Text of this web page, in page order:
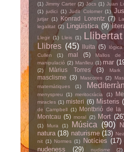
(1) Jimmy Carter (2) Jocs (1) Juan
(1) judici (1) Judit Colomer (1)
jutjar (1) Konrad Lorentz (7)
legalitat (2) Lingüística (9)
Llegir (1) Lleis (1) Llibertat
Llibres (45) lluita (5) lògica
Cullen
(1) mal (5)
Mallos de
manipulació (2) Manlleu (1) mar
(2) Màrius Torres (3) Mark
masclisme (3) Mascotes (2)
matemàtiques
(1)
menyspreu (1) meritocràcia (1)
miracles (1) misteri (6) Misteris
de Campbell (1) Montbrió de la
Montcau (5) moral (2) Mort
(1) Mura (1) Música (90)
natura (18) naturisme (13)
nit (1) Normes (1) Notícies (17)
nudeness
(29) nudisme (2)